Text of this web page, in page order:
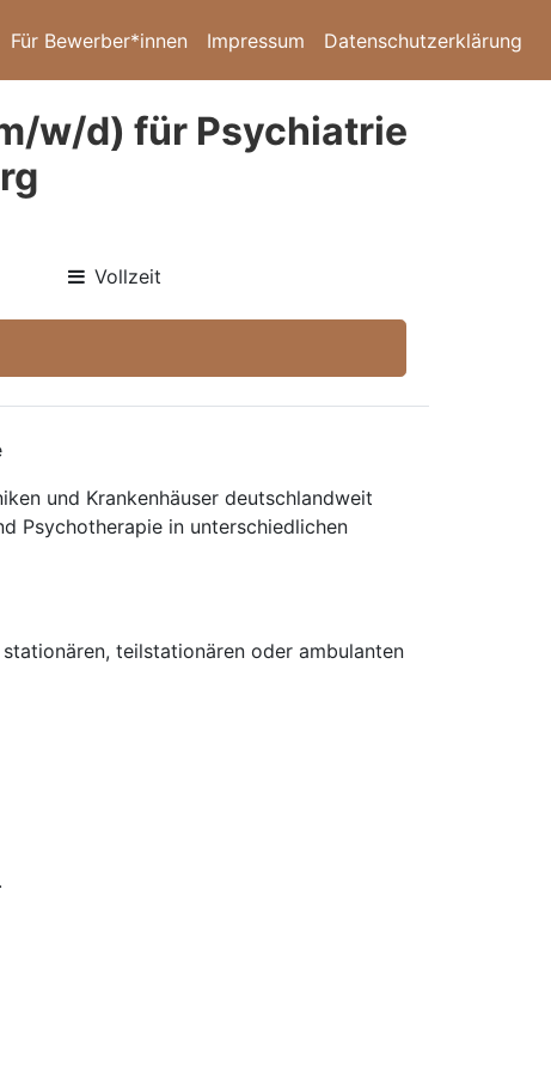
Für Bewerber*innen Impressum Datenschutzerklärung
w/d) für Psychiatrie
Vollzeit
und Krankenhäuser deutschlandweit
Psychotherapie in unterschiedlichen
teilstationären oder ambulanten